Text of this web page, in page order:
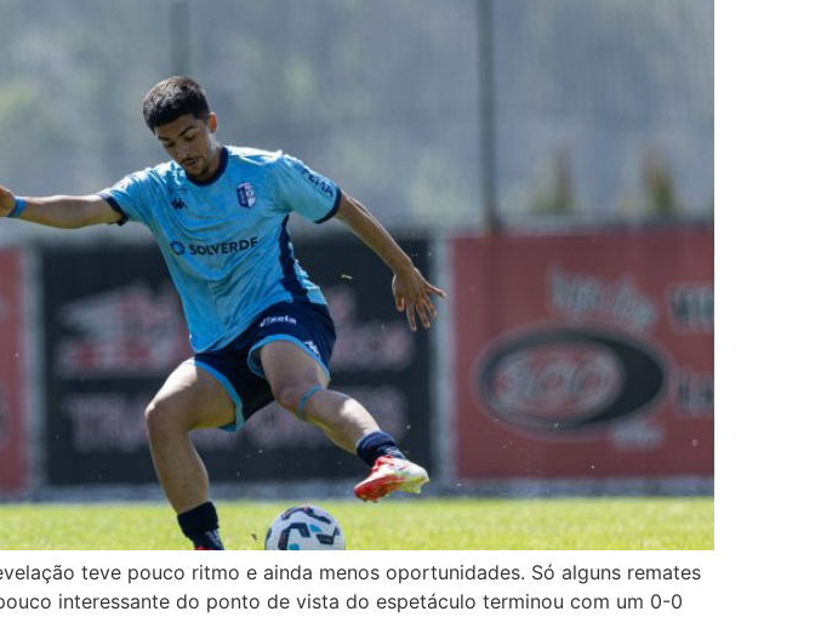
teve pouco ritmo e ainda menos oportunidades. Só alguns remates
interessante do ponto de vista do espetáculo terminou com um 0-0